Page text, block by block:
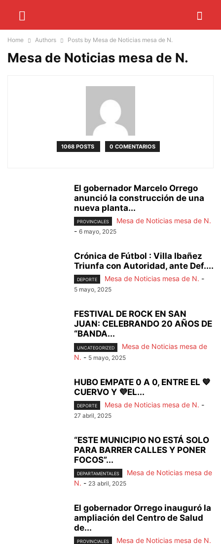
Home Authors Posts by Mesa de Noticias mesa de N.
Mesa de Noticias mesa de N.
1068 POSTS 0 COMENTARIOS
El gobernador Marcelo Orrego
anunció la construcción de una
nueva planta...
PROVINCIALES
Mesa de Noticias mesa de N.
- 6 mayo, 2025
Crónica de Fútbol : Villa Ibañez
Triunfa con Autoridad, ante Def....
DEPORTE Mesa de Noticias mesa de N. -
5 mayo, 2025
FESTIVAL DE ROCK EN SAN
JUAN: CELEBRANDO 20 AÑOS DE
“BANDA...
UNCATEGORIZED
Mesa de Noticias mesa de
N. - 5 mayo, 2025
HUBO EMPATE 0 A 0, ENTRE EL 💙
CUERVO Y 💜EL...
DEPORTE Mesa de Noticias mesa de N. -
27 abril, 2025
“ESTE MUNICIPIO NO ESTÁ SOLO
PARA BARRER CALLES Y PONER
FOCOS”...
DEPARTAMENTALES
Mesa de Noticias mesa de
N. - 23 abril, 2025
El gobernador Orrego inauguró la
ampliación del Centro de Salud
de...
PROVINCIALES
Mesa de Noticias mesa de N.